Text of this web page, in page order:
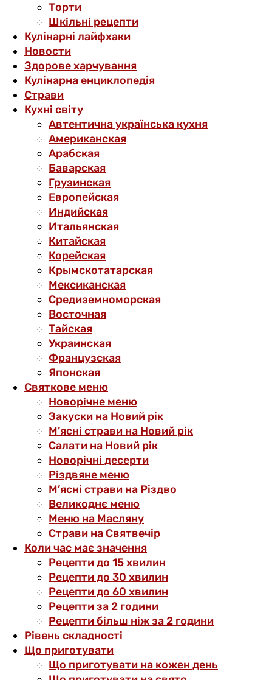
Торти
Шкільні рецепти
Кулінарні лайфхаки
Новости
Здорове харчування
Кулінарна енциклопедія
Страви
Кухні світу
Автентична українська кухня
Американская
Арабская
Баварская
Грузинская
Европейская
Индийская
Итальянская
Китайская
Корейская
Крымскотатарская
Мексиканская
Средиземноморская
Восточная
Тайская
Украинская
Французская
Японская
Святкове меню
Новорічне меню
Закуски на Новий рік
М’ясні страви на Новий рік
Салати на Новий рік
Новорічні десерти
Різдвяне меню
М’ясні страви на Різдво
Великоднє меню
Меню на Масляну
Страви на Святвечір
Коли час має значення
Рецепти до 15 хвилин
Рецепти до 30 хвилин
Рецепти до 60 хвилин
Рецепти за 2 години
Рецепти більш ніж за 2 години
Рівень складності
Що приготувати
Що приготувати на кожен день